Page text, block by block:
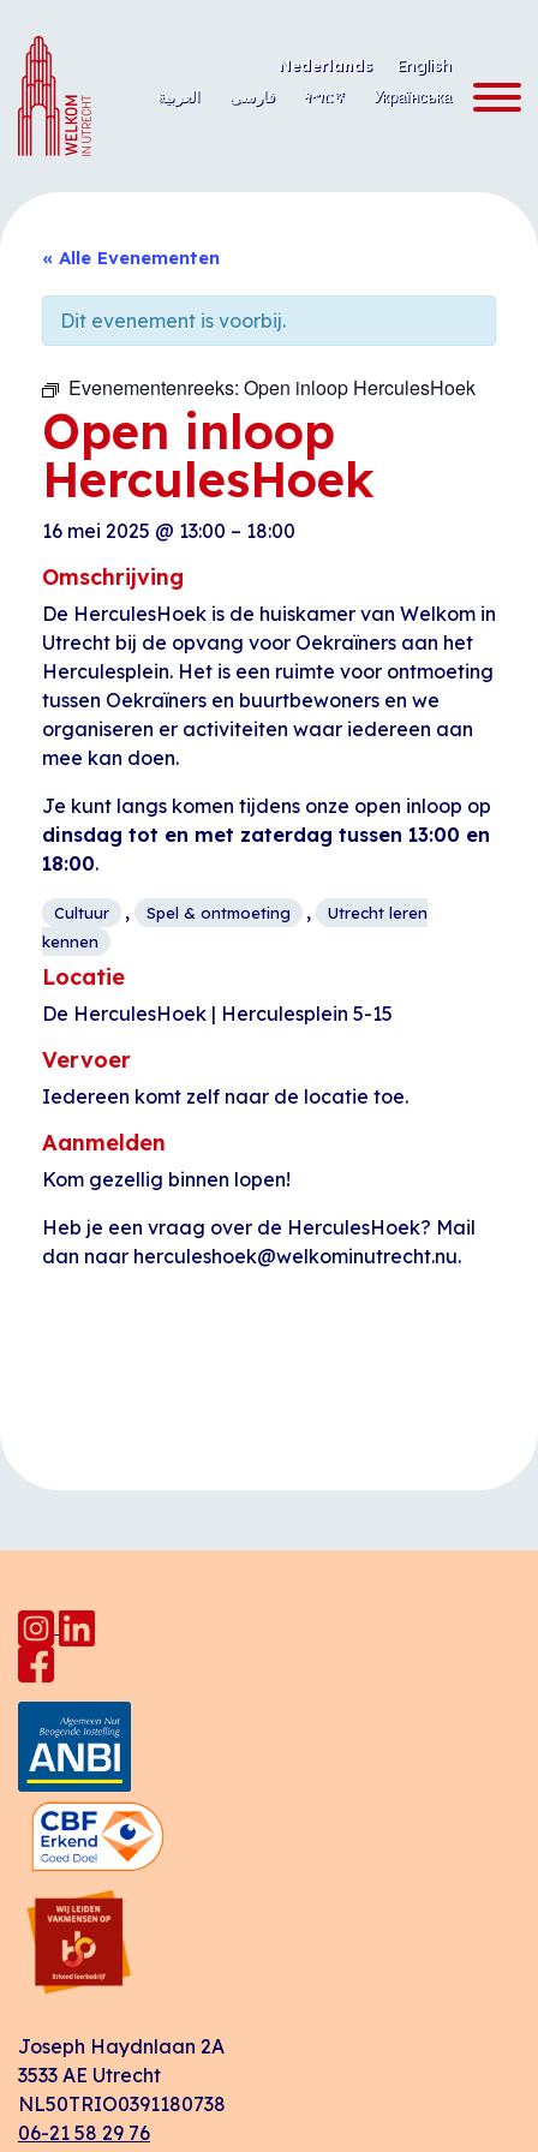
naar
de
inhoud
Nederlands
English
العربية
فارسی ትግርኛ Українська
« Alle Evenementen
Dit evenement is voorbij.
Evenementenreeks: Open inloop HerculesHoek
Open inloop
HerculesHoek
16 mei 2025 @ 13:00 – 18:00
Omschrijving
De HerculesHoek is de huiskamer van Welkom in
Utrecht bij de opvang voor Oekraïners aan het
Herculesplein. Het is een ruimte voor ontmoeting
tussen Oekraïners en buurtbewoners en we
organiseren er activiteiten waar iedereen aan
mee kan doen.
Je kunt langs komen tijdens onze open inloop op
dinsdag tot en met zaterdag tussen 13:00 en
18:00.
Cultuur , Spel & ontmoeting ,
Utrecht leren
kennen
Locatie
De HerculesHoek | Herculesplein 5-15
Vervoer
Iedereen komt zelf naar de locatie toe.
Aanmelden
Kom gezellig binnen lopen!
Heb je een vraag over de HerculesHoek? Mail
dan naar herculeshoek@welkominutrecht.nu.
Joseph Haydnlaan 2A
3533 AE Utrecht
NL50TRIO0391180738
06-21 58 29 76